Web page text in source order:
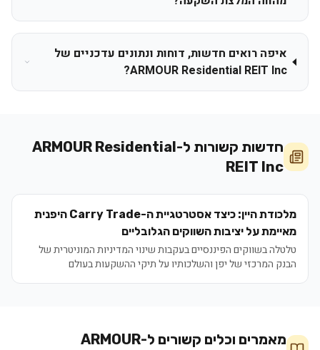
איפה רואים חדשות, דוחות ונתונים עדכניים של
ARMOUR Residential REIT Inc?
חדשות קשורות ל-ARMOUR Residential
REIT Inc
מלכודת היין: כיצד אסטרטגיית ה-Carry Trade היפנית
מאיימת על יציבות השווקים הגלובליים
טלטלה בשווקים הפיננסיים בעקבות שינוי המדיניות המוניטרית של
הבנק המרכזי של יפן והשלכותיו על תיקי ההשקעות בעולם
מאמרים וכלים קשורים ל-ARMOUR